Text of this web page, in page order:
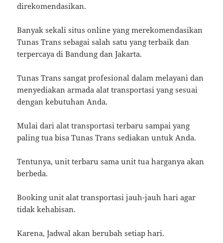
direkomendasikan.
Banyak sekali situs online yang merekomendasikan
Tunas Trans sebagai salah satu yang terbaik dan
terpercaya di Bandung dan Jakarta.
Tunas Trans sangat profesional dalam melayani dan
menyediakan armada alat transportasi yang sesuai
dengan kebutuhan Anda.
Mulai dari alat transportasi terbaru sampai yang
paling tua bisa Tunas Trans sediakan untuk Anda.
Tentunya, unit terbaru sama unit tua harganya akan
berbeda.
Booking unit alat transportasi jauh-jauh hari agar
tidak kehabisan.
Karena, Jadwal akan berubah setiap hari.